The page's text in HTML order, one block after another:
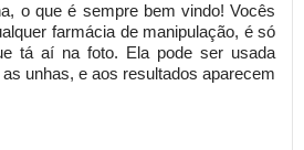
o que é sempre bem vindo! Vocês
farmácia de manipulação, é só
tá aí na foto. Ela pode ser usada
unhas, e aos resultados aparecem